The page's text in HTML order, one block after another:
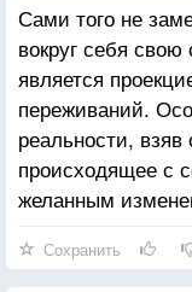
Сами того не
вокруг себя
является
переживаний.
реальности, взяв
происходящее с
желанным
Сохранить